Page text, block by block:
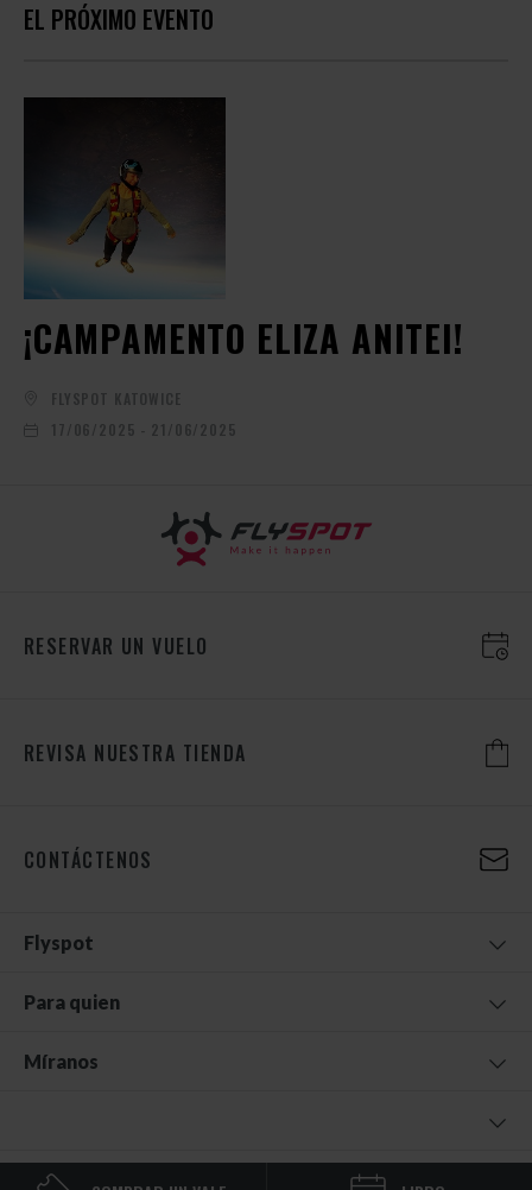
EL PRÓXIMO EVENTO
¡CAMPAMENTO ELIZA ANITEI!
FLYSPOT KATOWICE
17/06/2025 - 21/06/2025
RESERVAR UN VUELO
REVISA NUESTRA TIENDA
CONTÁCTENOS
Flyspot
Para quien
Míranos